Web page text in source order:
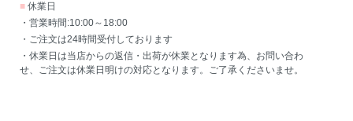
■ 休業日
・営業時間:10:00～18:00
・ご注文は24時間受付しております
・休業日は当店からの返信・出荷が休業となります為、お問い合わ
せ、ご注文は休業日明けの対応となります。ご了承くださいませ。